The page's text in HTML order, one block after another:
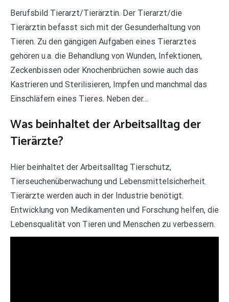
Berufsbild Tierarzt/Tierärztin. Der Tierarzt/die
Tierärztin befasst sich mit der Gesunderhaltung von
Tieren. Zu den gängigen Aufgaben eines Tierarztes
gehören u.a. die Behandlung von Wunden, Infektionen,
Zeckenbissen oder Knochenbrüchen sowie auch das
Kastrieren und Sterilisieren, Impfen und manchmal das
Einschläfern eines Tieres. Neben der…
Was beinhaltet der Arbeitsalltag der
Tierärzte?
Hier beinhaltet der Arbeitsalltag Tierschutz,
Tierseuchenüberwachung und Lebensmittelsicherheit.
Tierärzte werden auch in der Industrie benötigt.
Entwicklung von Medikamenten und Forschung helfen, die
Lebensqualität von Tieren und Menschen zu verbessern.